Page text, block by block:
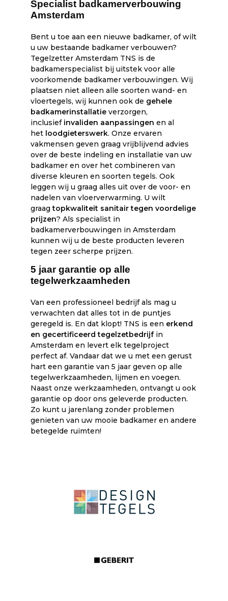
Specialist badkamerverbouwing
Amsterdam
Bent u toe aan een nieuwe badkamer, of wilt
u uw bestaande badkamer verbouwen?
Tegelzetter Amsterdam TNS is de
badkamerspecialist bij uitstek voor alle
voorkomende badkamer verbouwingen. Wij
plaatsen niet alleen alle soorten wand- en
vloertegels, wij kunnen ook de gehele
badkamerinstallatie verzorgen,
inclusief invaliden aanpassingen en al
het loodgieterswerk. Onze ervaren
vakmensen geven graag vrijblijvend advies
over de beste indeling en installatie van uw
badkamer en over het combineren van
diverse kleuren en soorten tegels. Ook
leggen wij u graag alles uit over de voor- en
nadelen van vloerverwarming. U wilt
graagtopkwaliteit sanitair tegen voordelige
prijzen? Als specialist in
badkamerverbouwingen in Amsterdam
kunnen wij u de beste producten leveren
tegen zeer scherpe prijzen.
5 jaar garantie op alle
tegelwerkzaamheden
Van een professioneel bedrijf als mag u
verwachten dat alles tot in de puntjes
geregeld is. En dat klopt! TNS is een erkend
en gecertificeerd tegelzetbedrijfin
Amsterdam en levert elk tegelproject
perfect af. Vandaar dat we u met een gerust
hart een garantie van 5 jaar geven op alle
tegelwerkzaamheden, lijmen en voegen.
Naast onze werkzaamheden, ontvangt u ook
garantie op door ons geleverde producten.
Zo kunt u jarenlang zonder problemen
genieten van uw mooie badkamer en andere
betegelde ruimten!